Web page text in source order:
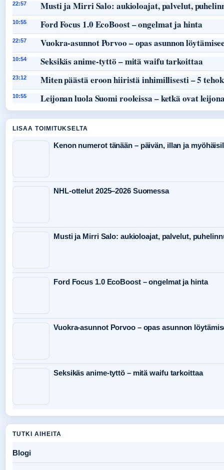
22:57 Musti ja Mirri Salo: aukioloajat, palvelut,
10:55 Ford Focus 1.0 EcoBoost – ongelmat ja hinta
22:57 Vuokra-asunnot Porvoo – opas asunnon
10:54 Seksikäs anime-tyttö – mitä waifu tarkoittaa
23:12 Miten päästä eroon hiiristä inhimillisesti – 5
10:55 Leijonan luola Suomi rooleissa – ketkä ovat
LISAA TOIMITUKSELTA
Kenon numerot tänään – päivän, illan ja
NHL-ottelut 2025–2026 Suomessa
Musti ja Mirri Salo: aukioloajat, palvelut,
Ford Focus 1.0 EcoBoost – ongelmat ja hinta
Vuokra-asunnot Porvoo – opas asunnon
Seksikäs anime-tyttö – mitä waifu tarkoittaa
TUTKI AIHEITA
Blogi